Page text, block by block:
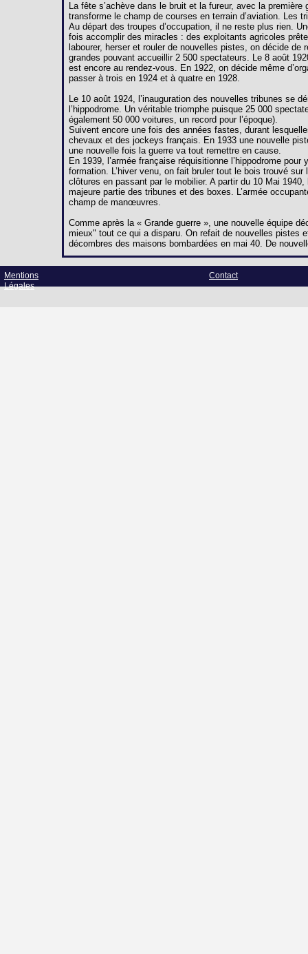
La fête s’achève dans le bruit et la fureur, avec la première
transforme le champ de courses en terrain d’aviation. Les
Au départ des troupes d’occupation, il ne reste plus rien.
fois accomplir des miracles : des exploitants agricoles
labourer, herser et rouler de nouvelles pistes, on décide de
grandes pouvant accueillir 2 500 spectateurs. Le 8 août
est encore au rendez-vous. En 1922, on décide même
passer à trois en 1924 et à quatre en 1928.
Le 10 août 1924, l’inauguration des nouvelles tribunes se
l’hippodrome. Un véritable triomphe puisque 25 000
également 50 000 voitures, un record pour l’époque).
Suivent encore une fois des années fastes, durant
chevaux et des jockeys français. En 1933 une nouvelle
une nouvelle fois la guerre va tout remettre en cause.
En 1939, l’armée française réquisitionne l’hippodrome
formation. L’hiver venu, on fait bruler tout le bois trouvé
clôtures en passant par le mobilier. A partir du 10 Mai
majeure partie des tribunes et des boxes. L’armée
champ de manœuvres.
Comme après la « Grande guerre », une nouvelle équipe
mieux" tout ce qui a disparu. On refait de nouvelles pistes
décombres des maisons bombardées en mai 40. De
Mentions
Légales
Contact